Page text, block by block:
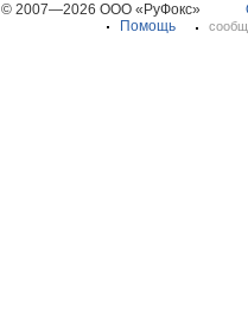
© 2007—2026 ООО «РуФокс»
Помощь